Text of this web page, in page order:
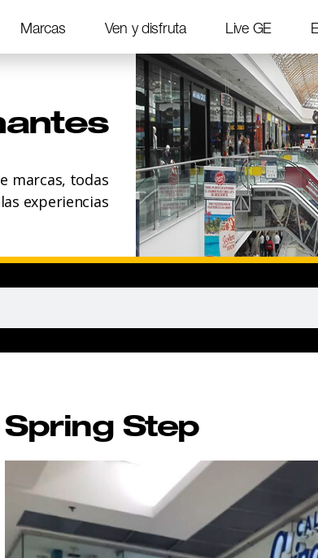
Marcas Ven y disfruta Live GE
marcas, todas
experiencias
Spring Step